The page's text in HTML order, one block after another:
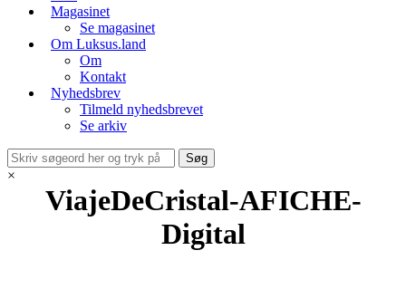
Magasinet
Se magasinet
Om Luksus.land
Om
Kontakt
Nyhedsbrev
Tilmeld nyhedsbrevet
Se arkiv
×
ViajeDeCristal-AFICHE-
Digital